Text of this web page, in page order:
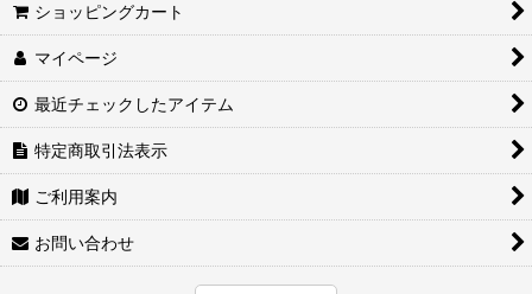
ショッピングカート
マイページ
最近チェックしたアイテム
特定商取引法表示
ご利用案内
お問い合わせ